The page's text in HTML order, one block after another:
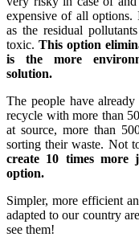
expensive of all options.
as the residual
toxic. This option
is the more
solution.
The people have
recycle with more than
at source, more than
sorting their waste. Not
create 10 times more
option.
Simpler, more efficient
adapted to our country
see them!